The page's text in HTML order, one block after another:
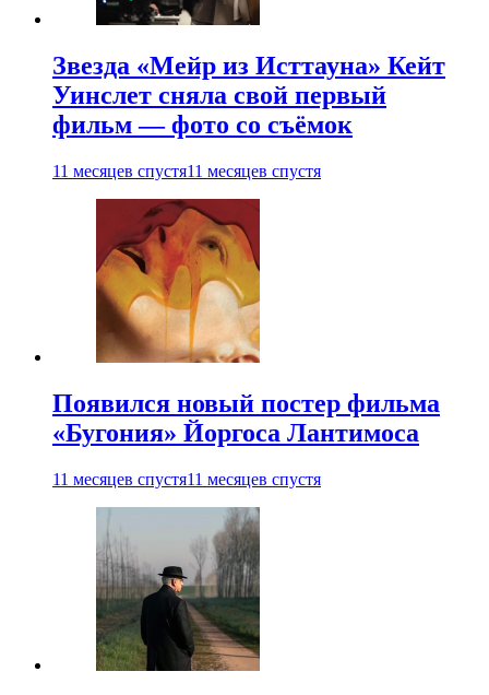
Звезда «Мейр из Исттауна» Кейт
Уинслет сняла свой первый
фильм — фото со съёмок
11 месяцев спустя11 месяцев спустя
Появился новый постер фильма
«Бугония» Йоргоса Лантимоса
11 месяцев спустя11 месяцев спустя